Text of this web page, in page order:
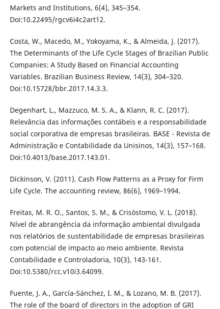
Markets and Institutions, 6(4), 345–354.
Doi:10.22495/rgcv6i4c2art12.
Costa, W., Macedo, M., Yokoyama, K., & Almeida, J. (2017).
The Determinants of the Life Cycle Stages of Brazilian Public
Companies: A Study Based on Financial Accounting
Variables. Brazilian Business Review, 14(3), 304–320.
Doi:10.15728/bbr.2017.14.3.3.
Degenhart, L., Mazzuco, M. S. A., & Klann, R. C. (2017).
Relevância das informações contábeis e a responsabilidade
social corporativa de empresas brasileiras. BASE - Revista de
Administração e Contabilidade da Unisinos, 14(3), 157–168.
Doi:10.4013/base.2017.143.01.
Dickinson, V. (2011). Cash Flow Patterns as a Proxy for Firm
Life Cycle. The accounting review, 86(6), 1969–1994.
Freitas, M. R. O., Santos, S. M., & Crisóstomo, V. L. (2018).
Nível de abrangência da informação ambiental divulgada
nos relatórios de sustentabilidade de empresas brasileiras
com potencial de impacto ao meio ambiente. Revista
Contabilidade e Controladoria, 10(3), 143-161.
Doi:10.5380/rcc.v10i3.64099.
Fuente, J. A., García-Sánchez, I. M., & Lozano, M. B. (2017).
The role of the board of directors in the adoption of GRI